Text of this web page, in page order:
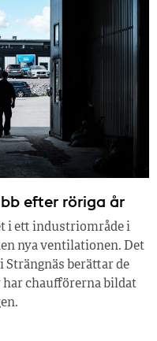
efter röriga år
i ett industriområde i
nya ventilationen. Det
Strängnäs berättar de
har chaufförerna bildat